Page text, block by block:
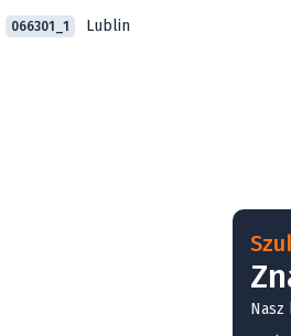
066301_1 Lublin